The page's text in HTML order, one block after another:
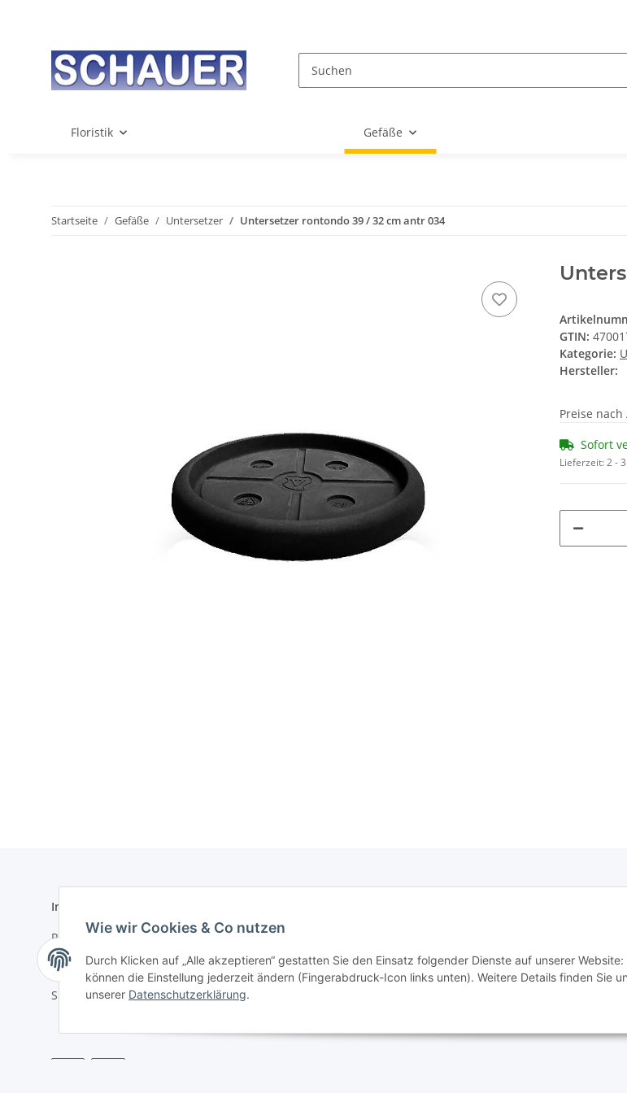
Floristik Gefäße
Startseite Gefäße Untersetzer Untersetzer rontondo 39 / 32 cm antr 034
GTIN:
Kategorie:
Hersteller:
Preise
Sofort
Lieferzeit:2 -
Informationen
Registrieren
Kontakt
Sitemap
Impressum
Wie wir Cookies & Co nutzen
Durch Klicken auf „Alle akzeptieren“ gestatten Sie den Einsatz folgender Dienste auf unserer Website:
können die Einstellung jederzeit ändern (Fingerabdruck-Icon links unten). Weitere Details finden Sie
unserer Datenschutzerklärung.